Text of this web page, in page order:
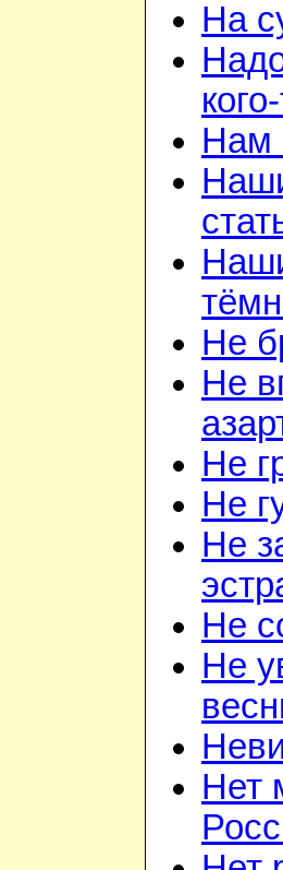
На
Нам
Не
Не
Не
Не
Не
Не
Не
Нет